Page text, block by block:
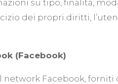
su tipo, finalità,
dei propri diritti,
(Facebook)
Facebook, forniti